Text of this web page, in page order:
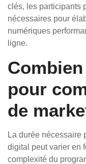
clés, les participants
nécessaires pour
numériques
ligne.
pour
de
La durée nécessaire
digital peut varier en
complexité du